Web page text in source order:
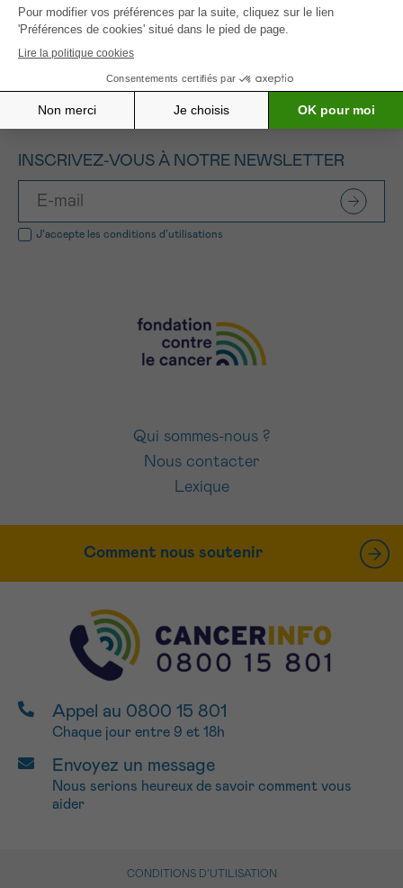
INSCRIVEZ-VOUS À NOTRE NEWSLETTER
J’accepte les conditions d’utilisations
Qui sommes-nous ?
Nous contacter
Lexique
Comment nous soutenir
Appel au 0800 15 801
Chaque jour entre 9 et 18h
Envoyez un message
Nous serions heureux de savoir comment vous
aider
CONDITIONS D’UTILISATION